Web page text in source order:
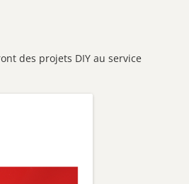
des projets DIY au service